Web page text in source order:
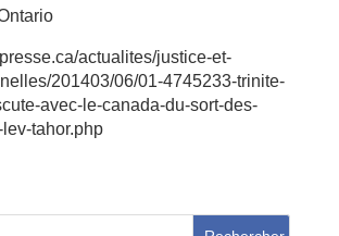
actualites/justice-et-
201403/06/01-4745233-trinite-
avec-le-canada-du-sort-des-
tahor.php